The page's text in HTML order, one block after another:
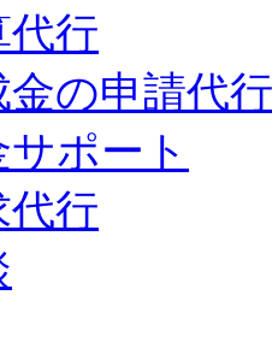
代行
金の申請代行
ポート
代行